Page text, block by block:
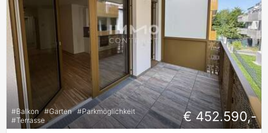
#Balkon #Garten #Parkmöglichkeit
#Terrasse € 452.590,-